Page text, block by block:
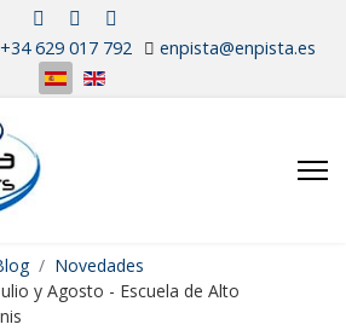
+34 629 017 792 enpista@enpista.es
Novedades
y Agosto - Escuela de Alto